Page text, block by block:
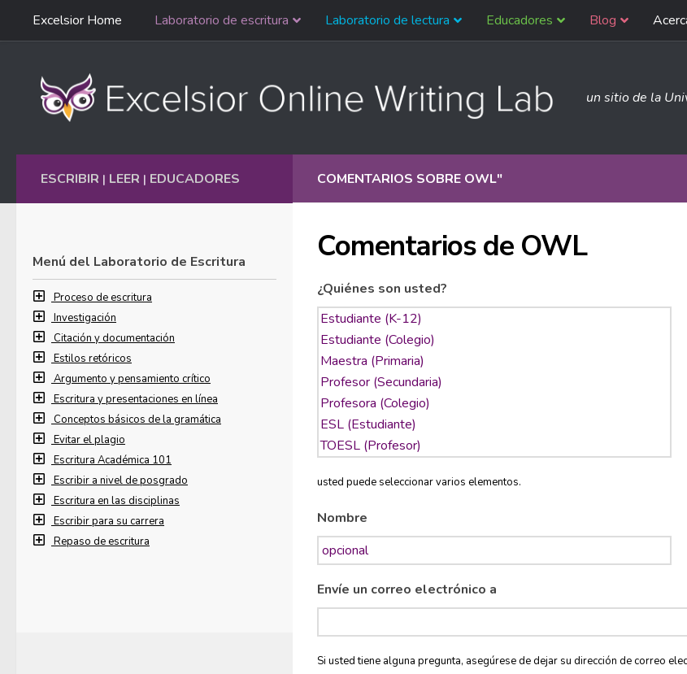
Ir al contenido
navegación
Excelsior Home Laboratorio de escritura Laboratorio de lectura Educadores Blog
un sitio de la
COMENTARIOS SOBRE OWL"
Comentarios de OWL
¿Quiénes son usted?
usted puede seleccionar varios elementos.
Nombre
Envíe un correo electrónico a
Si usted tiene alguna pregunta, asegúrese de dejar su dirección de correo
ESCRIBIR | LEER | EDUCADORES
Menú del Laboratorio de Escritura
Proceso de escritura
Investigación
Citación y documentación
Estilos retóricos
Argumento y pensamiento crítico
Escritura y presentaciones en línea
Conceptos básicos de la gramática
Evitar el plagio
Escritura Académica 101
Escribir a nivel de posgrado
Escritura en las disciplinas
Escribir para su carrera
Repaso de escritura